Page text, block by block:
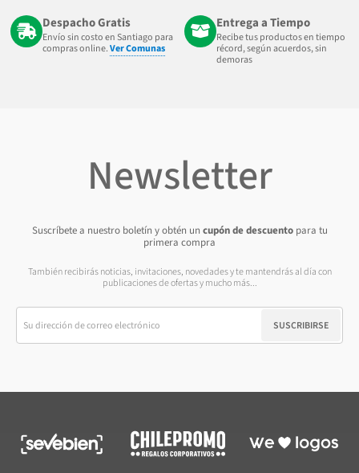
Despacho Gratis
Envío sin costo en Santiago para
compras online.Ver Comunas
Entrega a Tiempo
Recibe tus productos en tiempo
récord, según acuerdos, sin
demoras
Newsletter
Suscríbete a nuestro boletín y obtén un cupón de descuentopara tu
primera compra
También recibirás noticias, invitaciones, novedades y te mantendrás al día con
publicaciones de ofertas y mucho más...
SUSCRIBIRSE